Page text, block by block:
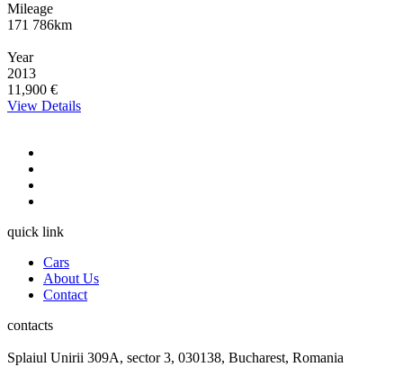
Mileage
171 786km
Year
2013
11,900 €
View Details
quick link
Cars
About Us
Contact
contacts
Splaiul Unirii 309A, sector 3, 030138, Bucharest, Romania